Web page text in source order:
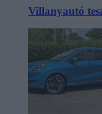
Villanyautó